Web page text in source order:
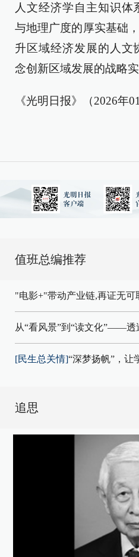
人文经济学自主知识体
与地理广度的厚实基础
升区域经济发展的人文
念创新区域发展的战略
《光明日报》（2026年
值班总编推荐
"电影+"带动产业链,再证无可
从“看风景”到“读文化”——透
[民生总关情]“深梦扬帆”，让
追思